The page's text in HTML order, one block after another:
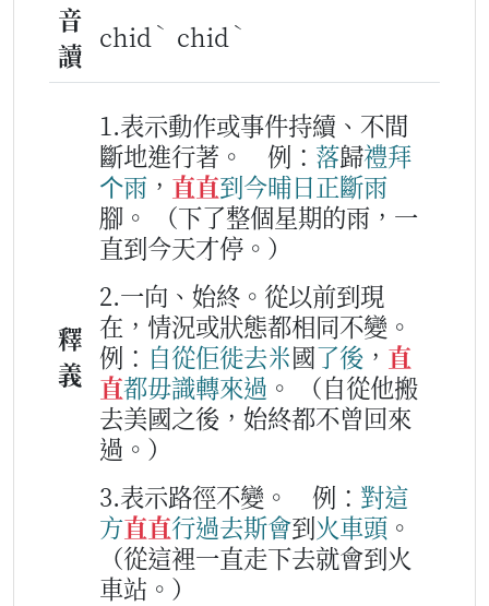
音
讀
chid ˋ chid ˋ
釋
義
1.表示動作或事件持續、不間
斷地進行著。
例： 落歸禮拜
个雨 ， 直直到今晡日正斷雨
腳。
（下了整個星期的雨，一
直到今天才停。）
2.一向、始終。從以前到現
在，情況或狀態都相同不變。
例： 自從佢徙去米國了後 ， 直
直都毋識轉來過 。
（自從他搬
去美國之後，始終都不曾回來
過。）
3.表示路徑不變。
例： 對這
方直直行過去斯會到火車頭 。
（從這裡一直走下去就會到火
車站。）